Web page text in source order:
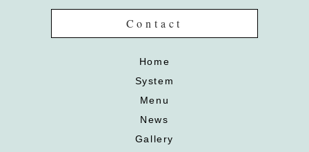
Contact
Home
System
Menu
News
Gallery